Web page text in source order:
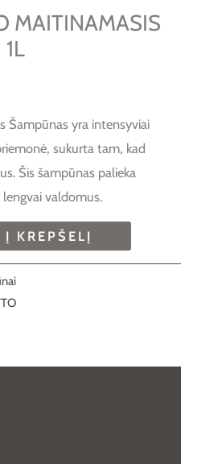
MAITINAMASIS
Šampūnas yra intensyviai
sukurta tam, kad
Šis šampūnas palieka
valdomus.
Į KREPŠELĮ